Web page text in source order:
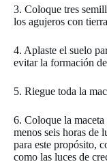
3. Coloque tres
los agujeros con
4. Aplaste el suelo
evitar la formación
5. Riegue toda la
6. Coloque la
menos seis horas de
para este propósito,
como las luces de